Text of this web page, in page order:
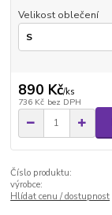
Velikost oblečení
890 Kč/ks
736 Kč bez DPH
Číslo produktu:
výrobce:
Hlídat cenu / dostupnost